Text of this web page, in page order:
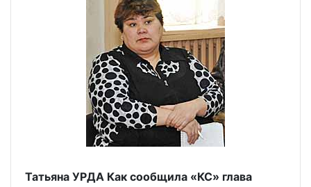
Татьяна УРДА Как сообщила «КС» глава